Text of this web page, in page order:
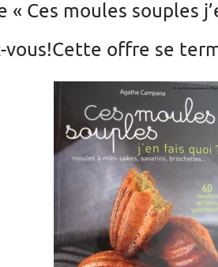
« Ces moules souples
vous!Cette offre se